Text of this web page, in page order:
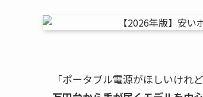
「ポータブル電源がほしいけ